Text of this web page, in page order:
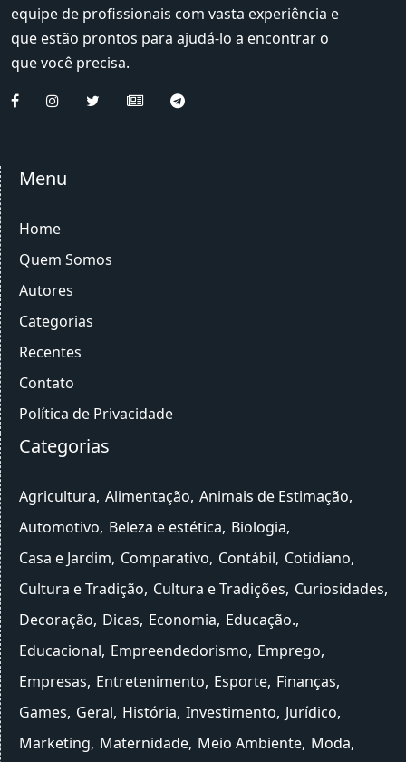
equipe de profissionais com vasta experiência e
que estão prontos para ajudá-lo a encontrar o
que você precisa.
Menu
Home
Quem Somos
Autores
Categorias
Recentes
Contato
Política de Privacidade
Categorias
Agricultura Alimentação Animais de Estimação
Automotivo Beleza e estética Biologia
Casa e Jardim Comparativo Contábil Cotidiano
Cultura e Tradição Cultura e Tradições Curiosidades
Decoração Dicas Economia Educação.
Educacional Empreendedorismo Emprego
Empresas Entretenimento Esporte Finanças
Games Geral História Investimento Jurídico
Marketing Maternidade Meio Ambiente Moda